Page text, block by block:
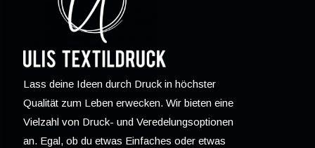
Lass deine Ideen durch Druck in höchster
Qualität zum Leben erwecken. Wir bieten eine
Vielzahl von Druck- und Veredelungsoptionen
an. Egal, ob du etwas Einfaches oder etwas